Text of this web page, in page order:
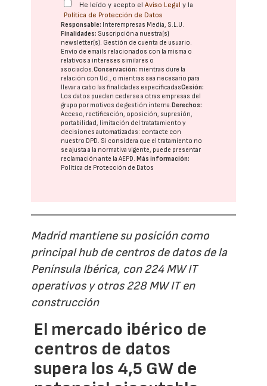
He leído y acepto elAviso Legal y la
Política de Protección de Datos
Responsable: Interempresas Media, S.L.U.
Finalidades: Suscripción a nuestra(s)
newsletter(s). Gestión de cuenta de usuario.
Envío de emails relacionados con la misma o
relativos a intereses similares o
asociados.Conservación: mientras dure la
relación con Ud., o mientras sea necesario para
llevar a cabo las finalidades especificadasCesión:
Los datos pueden cederse a otras empresas del
grupo por motivos de gestión interna. Derechos:
Acceso, rectificación, oposición, supresión,
portabilidad, limitación del tratatamiento y
decisiones automatizadas: contacte con
nuestro DPD. Si considera que el tratamiento no
se ajusta a la normativa vigente, puede presentar
reclamación ante laAEPD. Más información:
Política de Protección de Datos
Madrid mantiene su posición como
principal hub de centros de datos de la
Península Ibérica, con 224 MW IT
operativos y otros 228 MW IT en
construcción
El mercado ibérico de
centros de datos
supera los 4,5 GW de